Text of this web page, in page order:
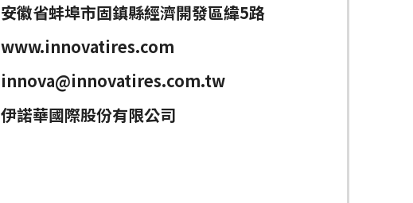
安徽省蚌埠市固鎮縣經濟開發區緯5路
www.innovatires.com
innova@innovatires.com.tw
伊諾華國際股份有限公司